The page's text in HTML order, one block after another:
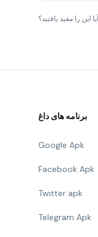
آیا این را مفید یافتید؟
برنامه های داغ
Google Apk
Facebook Apk
Twitter apk
Telegram Apk